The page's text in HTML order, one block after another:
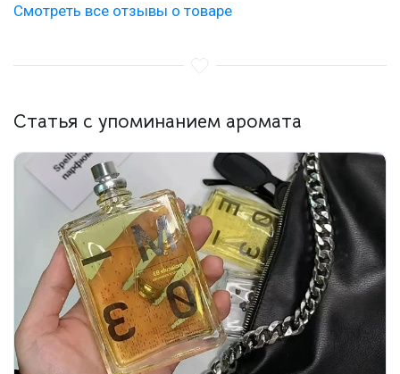
Смотреть все отзывы о товаре
Статья с упоминанием аромата